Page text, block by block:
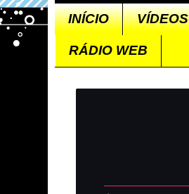
INÍCIO VÍDEOS
RÁDIO WEB